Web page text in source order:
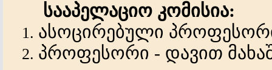
სააპელაციო კომისია:
ასოცირებული
პროფესორი - დავით